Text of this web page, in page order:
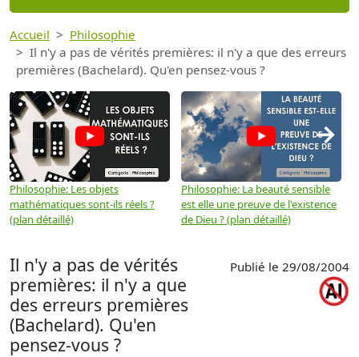
Accueil
Philosophie
Il n'y a pas de vérités premières: il n'y a que des erreurs
premières (Bachelard). Qu'en pensez-vous ?
Philosophie: Les objets
mathématiques sont-ils réels ?
(plan détaillé)
Philosophie: La beauté sensible
est elle une preuve de l'existence
de Dieu ? (plan détaillé)
→
Il n'y a pas de vérités
premières: il n'y a que
des erreurs premières
(Bachelard). Qu'en
pensez-vous ?
Publié le 29/08/2004